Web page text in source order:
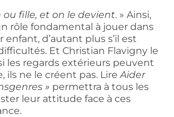
fille, et on le devient. » Ainsi,
rôle fondamental à jouer dans
d’autant plus s’il est
Et Christian Flavigny le
les regards extérieurs peuvent
ils ne le créent pas. Lire Aider
» permettra à tous les
leur attitude face à ces